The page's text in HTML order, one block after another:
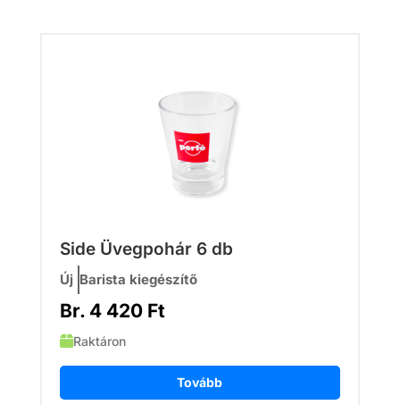
Side Üvegpohár 6 db
Új Barista kiegészítő
Br. 4 420 Ft
Tovább
Raktáron